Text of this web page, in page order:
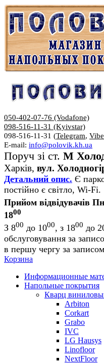
050-402-07-76 (Vodafone)
098-516-11-31 (Kyivstar)
098-516-11-31 (Telegram,
E-mail: info@polovik.kh.ua
Поруч зі ст. М
Харків, вул.
Детальний опис. Є
постійно є світло, Wi-Fi.
Прийом відвідувачів
1800
З 800 до 1000, з 1800 до
обслуговування за
в першу чергу за
Корзина
Информационные
Напольные покрытия
Кварц
Arbiton
Corkart
Grabo
IVC
LG Hausys
Linofloor
NextFloor